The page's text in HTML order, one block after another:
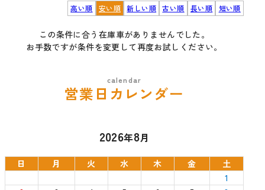
高い順
安い順
新しい順
古い順
長い順
短い順
この条件に合う在庫車がありませんでした。
お手数ですが条件を変更して再度お試しください。
営業日カレンダー
2026年8月
日 月 火 水 木 金
土
1